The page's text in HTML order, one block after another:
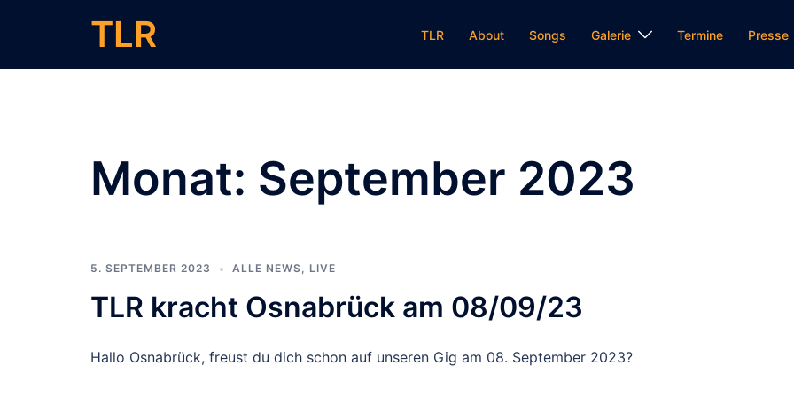
TLR TLR About Songs Galerie Termine Presse
Monat: September 2023
5. SEPTEMBER 2023 ALLE NEWS, LIVE
TLR kracht Osnabrück am 08/09/23
Hallo Osnabrück, freust du dich schon auf unseren Gig am 08. September 2023?